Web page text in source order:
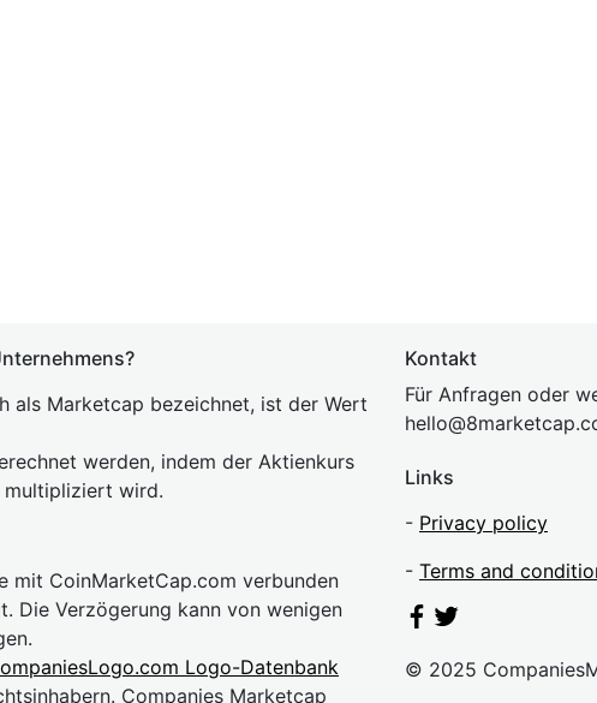
als Marketcap bezeichnet, ist der Wert
werden, indem der Aktienkurs
multipliziert wird.
mit CoinMarketCap.com verbunden
Die Verzögerung kann von wenigen
Logo-Datenbank
Companies Marketcap
Kontakt
Für Anfragen oder
hello@8market
Links
- Privacy policy
- Terms and
© 2025